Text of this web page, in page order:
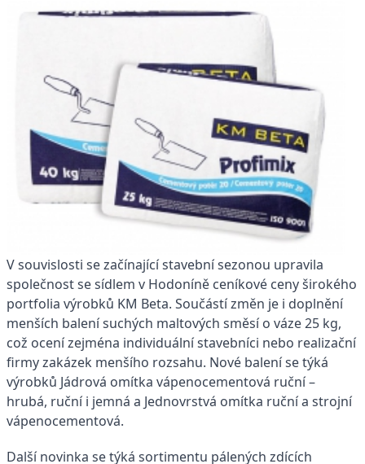
V souvislosti se začínající stavební sezonou upravila
společnost se sídlem v Hodoníně ceníkové ceny širokého
portfolia výrobků KM Beta. Součástí změn je i doplnění
menších balení suchých maltových směsí o váze 25 kg,
což ocení zejména individuální stavebníci nebo realizační
firmy zakázek menšího rozsahu. Nové balení se týká
výrobků Jádrová omítka vápenocementová ruční –
hrubá, ruční i jemná a Jednovrstvá omítka ruční a strojní
vápenocementová.
Další novinka se týká sortimentu pálených zdících